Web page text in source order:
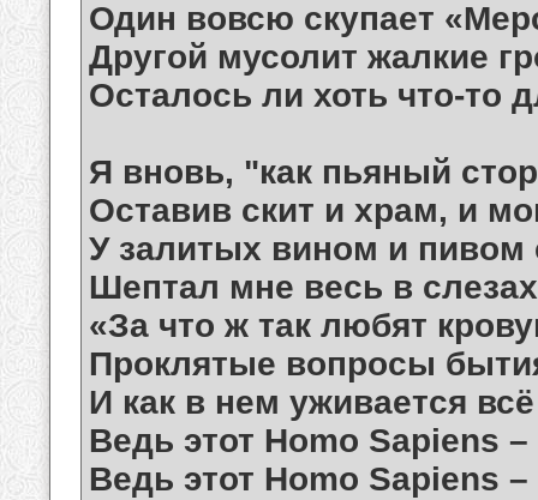
Один вовсю скупает
Другой мусолит жалкие
Осталось ли хоть что-то
Я вновь, "как пьяный
Оставив скит и храм, и
У залитых вином и пивом
Шептал мне весь в
«За что ж так любят
Проклятые вопросы
И как в нем уживается
Ведь этот Homo Sapiens –
Ведь этот Homo Sapiens –